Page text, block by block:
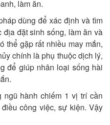
làm ăn.
dùng để xác định và tìm
địa đặt sinh sống, làm ăn và
thể gặp rất nhiều may mắn,
chính là phụ thuộc dịch lý,
để giúp nhân loại sống hài
ngũ hành chiếm 1 vị trí cần
công việc, sự kiện. Vậy